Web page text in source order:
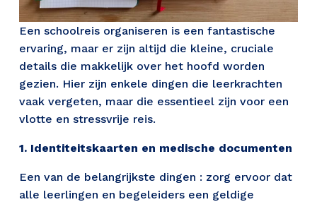
Een schoolreis organiseren is een fantastische
ervaring, maar er zijn altijd die kleine, cruciale
details die makkelijk over het hoofd worden
gezien. Hier zijn enkele dingen die leerkrachten
vaak vergeten, maar die essentieel zijn voor een
vlotte en stressvrije reis.
1. Identiteitskaarten en medische documenten
Een van de belangrijkste dingen : zorg ervoor dat
alle leerlingen en begeleiders een geldige